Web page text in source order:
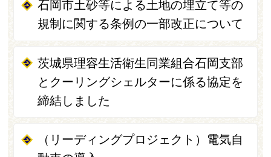
石岡市土砂等による土地の埋立て等の
規制に関する条例の一部改正について
茨城県理容生活衛生同業組合石岡支部
とクーリングシェルターに係る協定を
締結しました
（リーディングプロジェクト）電気自